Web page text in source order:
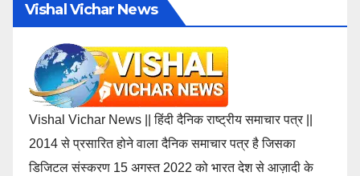
Vishal Vichar News
Vishal Vichar News || हिंदी दैनिक राष्ट्रीय समाचार पत्र ||
2014 से प्रसारित होने वाला दैनिक समाचार पत्र है जिसका
डिजिटल संस्करण 15 अगस्त 2022 को भारत देश से आज़ादी के